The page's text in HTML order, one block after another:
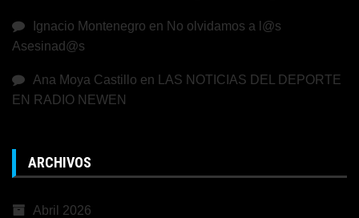
Ignacio Montenegro en No olvidamos a l@s
Asesinad@s
Ana Moya Castillo en
LAS NOTICIAS DEL DEPORTE
EN RADIO NEWEN
ARCHIVOS
Abril 2026